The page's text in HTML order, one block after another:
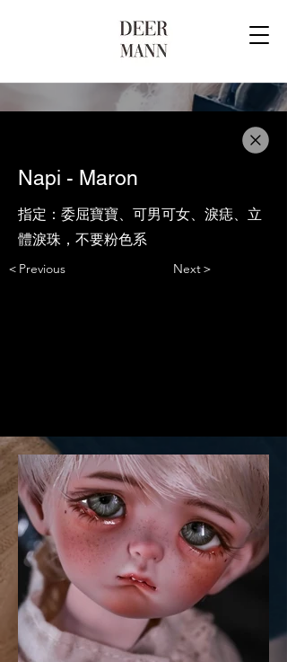
Napi - Maron
指定：委屈寶寶、可男可女、淚痣、立
體淚珠，不要粉色系
＜Previous Next＞